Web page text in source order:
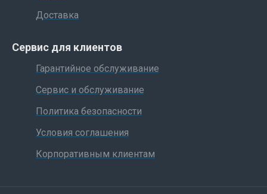
Доставка
Сервис для клиентов
Гарантийное обслуживание
Сервис и обслуживание
Политика безопасности
Условия соглашения
Корпоративным клиентам